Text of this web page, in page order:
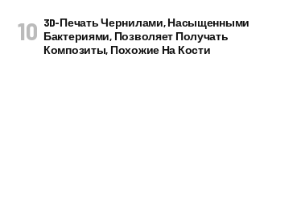
3D-Печать Чернилами, Насыщенными
Бактериями, Позволяет Получать
Композиты, Похожие На Кости